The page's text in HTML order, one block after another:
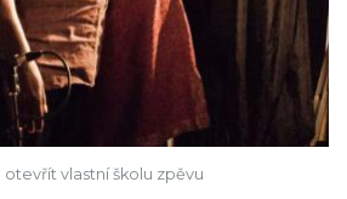
vlastní školu zpěvu